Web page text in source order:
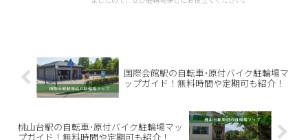
国際会館駅の自転車･原付バイク駐輪場マ
ップガイド！無料時間や定期可も紹介！
桃山台駅の自転車･原付バイク駐輪場マッ
プガイド！無料時間や定期可も紹介！